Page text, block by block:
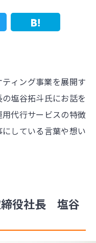
ィング事業を展開す
塩谷拓斗氏にお話を
代行サービスの特徴
している言葉や想い
役社長 塩谷